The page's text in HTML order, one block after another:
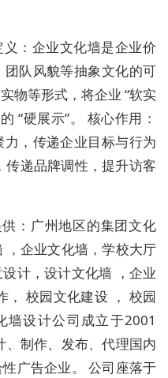
：企业文化墙是企业价
队风貌等抽象文化的可
物等形式，将企业 “软实
“硬展示”。 核心作用：
，传递企业目标与行为
递品牌调性，提升访客
：广州地区的集团文化
，企业文化墙，学校大厅
计，设计文化墙 ，企业
， 校园文化建设 ， 校园
设计公司成立于2001
制作、发布、代理国内
广告企业。 公司座落于